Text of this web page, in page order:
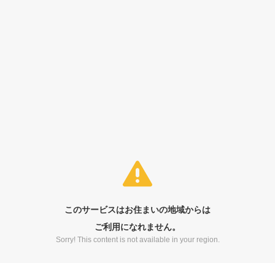
このサービスはお住まいの地域からは
ご利用になれません。
Sorry! This content is not available in your region.